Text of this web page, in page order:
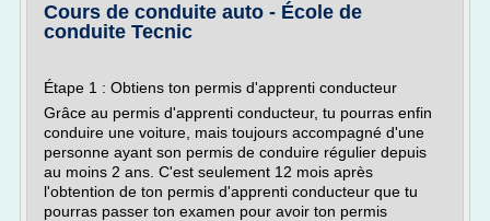
Cours de conduite auto - École de
conduite Tecnic
Étape 1 : Obtiens ton permis d'apprenti conducteur
Grâce au permis d'apprenti conducteur, tu pourras enfin
conduire une voiture, mais toujours accompagné d'une
personne ayant son permis de conduire régulier depuis
au moins 2 ans. C'est seulement 12 mois après
l'obtention de ton permis d'apprenti conducteur que tu
pourras passer ton examen pour avoir ton permis